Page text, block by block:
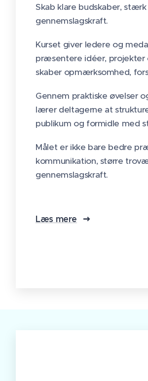
Skab klare budskaber,
gennemslagskraft.
Kurset giver ledere og
præsentere idéer, projekter
skaber opmærksomhed,
Gennem praktiske øvelser
lærer deltagerne at
publikum og formidle med
Målet er ikke bare bedre
kommunikation, større
gennemslagskraft.
Læs mere